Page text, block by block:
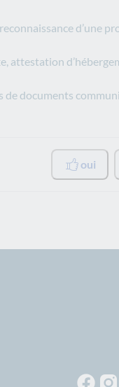
d’une
attestation
documents
oui